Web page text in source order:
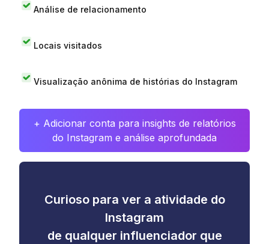
Análise de relacionamento
Locais visitados
Visualização anônima de histórias do Instagram
+ Adicionar conta para insights de relatórios
do Instagram e análise aprofundada
Curioso para ver a atividade do
Instagram
de qualquer influenciador que